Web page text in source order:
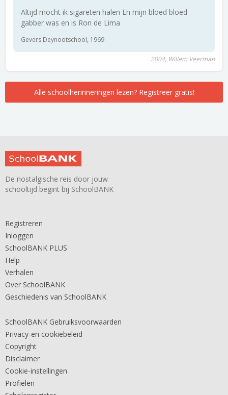
Altijd mocht ik sigareten halen En mijn bloed bloed
gabber was en is Ron de Lima
Gevers Deynootschool, 1969
2004, Willem Veerman
Alle schoolherinneringen lezen? Registreer gratis!
De nostalgische reis door jouw
schooltijd begint bij SchoolBANK
Registreren
Inloggen
SchoolBANK PLUS
Help
Verhalen
Over SchoolBANK
Geschiedenis van SchoolBANK
SchoolBANK Gebruiksvoorwaarden
Privacy-en cookiebeleid
Copyright
Disclaimer
Cookie-instellingen
Profielen